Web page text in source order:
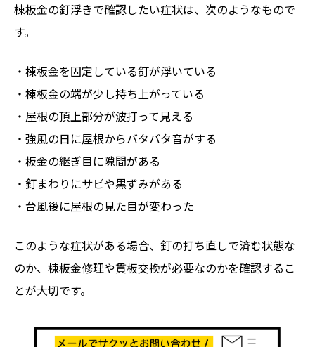
棟板金の釘浮きで確認したい症状は、次のようなもので
す。
・棟板金を固定している釘が浮いている
・棟板金の端が少し持ち上がっている
・屋根の頂上部分が波打って見える
・強風の日に屋根からバタバタ音がする
・板金の継ぎ目に隙間がある
・釘まわりにサビや黒ずみがある
・台風後に屋根の見た目が変わった
このような症状がある場合、釘の打ち直しで済む状態な
のか、棟板金修理や貫板交換が必要なのかを確認するこ
とが大切です。